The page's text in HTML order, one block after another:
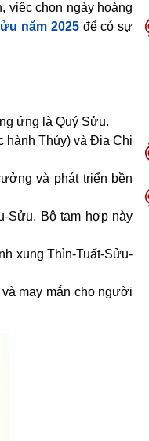
việc chọn ngày hoàng
năm 2025để có sự
ứng là Quý Sửu.
hành Thủy) và Địa Chi
và phát triển bền
Sửu. Bộ tam hợp này
xung Thìn-Tuất-Sửu-
may mắn cho người